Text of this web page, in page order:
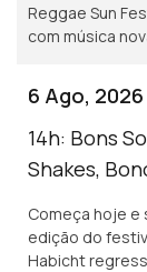
Reggae Sun
com música
6 Ago, 2026
14h: Bons
Shakes,
Começa hoje e
edição do
Habicht